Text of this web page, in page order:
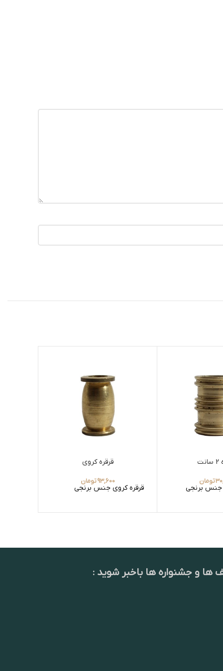
تومان
قرقره کروی
93,600تومان
قرقره کروی جنس برنجی
ها و جشنواره ها باخبر شوید :